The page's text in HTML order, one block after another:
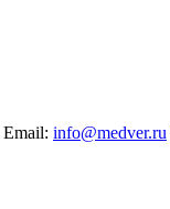
Email: info@medver.ru